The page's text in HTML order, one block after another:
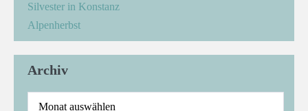
Silvester in Konstanz
Alpenherbst
Archiv